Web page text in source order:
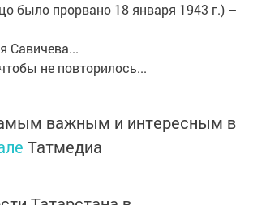
было прорвано 18 января 1943 г.) –
Савичева...
не повторилось...
важным и интересным в
Татмедиа